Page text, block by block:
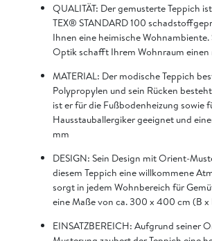
QUALITÄT: Der gemusterte Teppich
TEX® STANDARD 100
Ihnen eine heimische Wohnambiente.
Optik schafft Ihrem Wohnraum einen
MATERIAL: Der modische Teppich
Polypropylen und sein Rücken
ist er für die Fußbodenheizung sowie
Hausstauballergiker geeignet und
mm
DESIGN: Sein Design mit Orient-
diesem Teppich eine willkommene
sorgt in jedem Wohnbereich für
eine Maße von ca. 300 x 400 cm (B x
EINSATZBEREICH: Aufgrund seiner